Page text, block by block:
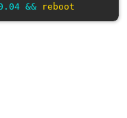
&& reboot